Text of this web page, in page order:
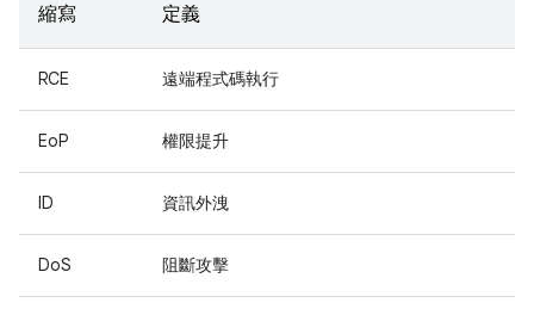
縮寫 定義
RCE 遠端程式碼執行
EoP 權限提升
ID 資訊外洩
DoS 阻斷攻擊